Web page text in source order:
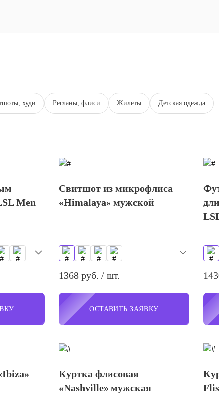
худи Регланы, флиси Жилеты Детская одежда
Men
Свитшот из микрофлиса
«Himalaya» мужской
1368 руб. / шт.
ОСТАВИТЬ ЗАЯВКУ
Куртка флисовая
«Nashville» мужская